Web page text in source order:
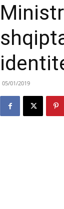
05/01/2019